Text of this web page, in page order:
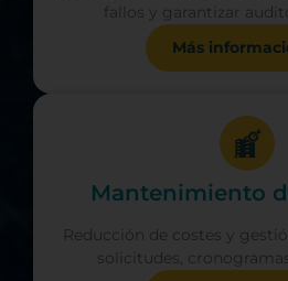
fallos y garantizar
Más
Mantenimiento
Reducción de costes y
solicitudes,